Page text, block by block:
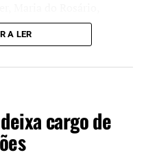
Fortunati, Reginete
sua pré-
e recebeu apoio de
também destacou sua
sociais, sindicais e de
defesa do Sistema
pública e o
A LER
cargo de